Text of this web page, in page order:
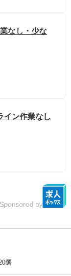
なし・少な
イン作業なし
Sponsored by
選